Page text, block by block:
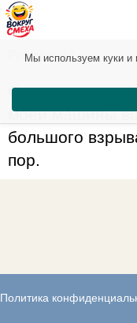
Рейтинг: 17
Судя по данным
моей машины
большого
пор.
Политика
Мы используем куки и